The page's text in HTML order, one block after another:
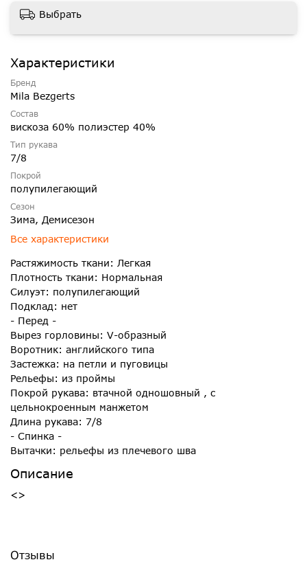
Выбрать
Характеристики
Бренд
Mila Bezgerts
Состав
вискоза 60% полиэстер 40%
Тип рукава
7/8
Покрой
полупилегающий
Сезон
Зима, Демисезон
Все характеристики
Растяжимость ткани: Легкая
Плотность ткани: Нормальная
Силуэт: полупилегающий
Подклад: нет
- Перед -
Вырез горловины: V-образный
Воротник: английского типа
Застежка: на петли и пуговицы
Рельефы: из проймы
Покрой рукава: втачной одношовный , с
цельнокроенным манжетом
Длина рукава: 7/8
- Спинка -
Вытачки: рельефы из плечевого шва
Описание
<>
Отзывы